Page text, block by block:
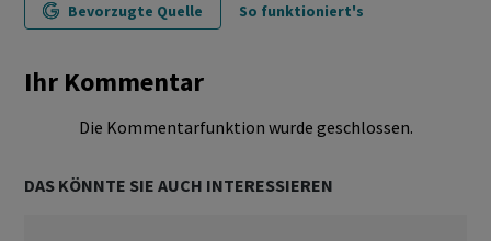
Bevorzugte Quelle So funktioniert's
Ihr Kommentar
Die Kommentarfunktion wurde geschlossen.
DAS KÖNNTE SIE AUCH INTERESSIEREN